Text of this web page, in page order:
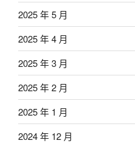
2025 年 5 月
2025 年 4 月
2025 年 3 月
2025 年 2 月
2025 年 1 月
2024 年 12 月